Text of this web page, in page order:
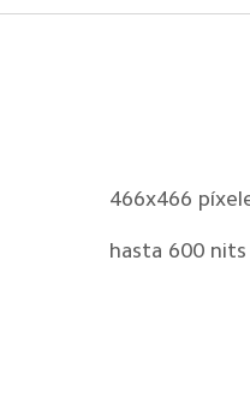
466x466
hasta 600 nits